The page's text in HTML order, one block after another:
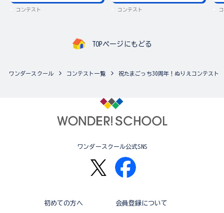
コンテスト コンテスト
TOPページにもどる
ワンダースクール コンテスト一覧 祝たまごっち30周年！ぬりえコンテスト
ワンダースクール公式SNS
初めての方へ 会員登録について